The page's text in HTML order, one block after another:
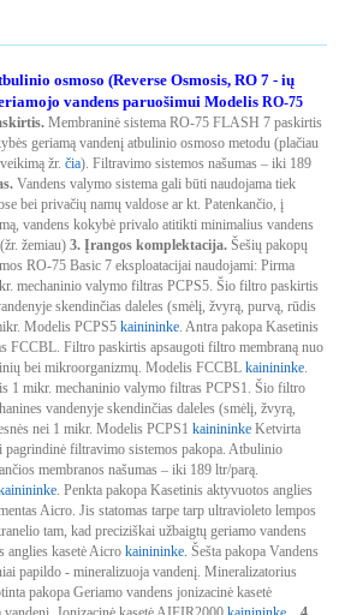
osmoso (Reverse Osmosis, RO 7 - ių
vandens paruošimuiModelis RO-75
Membraninė sistema RO-75 FLASH 7 paskirtis
geriamą vandenį atbulinio osmoso metodu (plačiau
žr. čia). Filtravimo sistemos našumas – iki 189
Vandens valymo sistema gali būti naudojama tiek
bei privačių namų valdose ar kt. Patenkančio, į
vandens kokybė privalo atitikti minimalius vandens
žemiau) 3. Įrangos komplektacija. Šešių pakopų
RO-75 Basic 7 eksploatacijai naudojami: Pirma
mechaninio valymo filtras PCPS5. Šio filtro paskirtis
skendinčias daleles (smėlį, žvyrą, purvą, rūdis
Modelis PCPS5 kainininke. Antra pakopa Kasetinis
FCCBL. Filtro paskirtis apsaugoti filtro membraną nuo
bei mikroorganizmų. Modelis FCCBL kainininke.
1 mikr. mechaninio valymo filtras PCPS1. Šio filtro
vandenyje skendinčias daleles (smėlį, žvyrą,
nei 1 mikr. Modelis PCPS1 kainininke Ketvirta
pagrindinė filtravimo sistemos pakopa. Atbulinio
membranos našumas – iki 189 ltr/parą.
. Penkta pakopa Kasetinis aktyvuotos anglies
Aicro. Jis statomas tarpe tarp ultravioleto lempos
tam, kad preciziškai užbaigtų geriamo vandens
anglies kasetė Aicro kainininke. Šešta pakopa Vandens
papildo - mineralizuoja vandenį. Mineralizatorius
pakopa Geriamo vandens jonizacinė kasetė